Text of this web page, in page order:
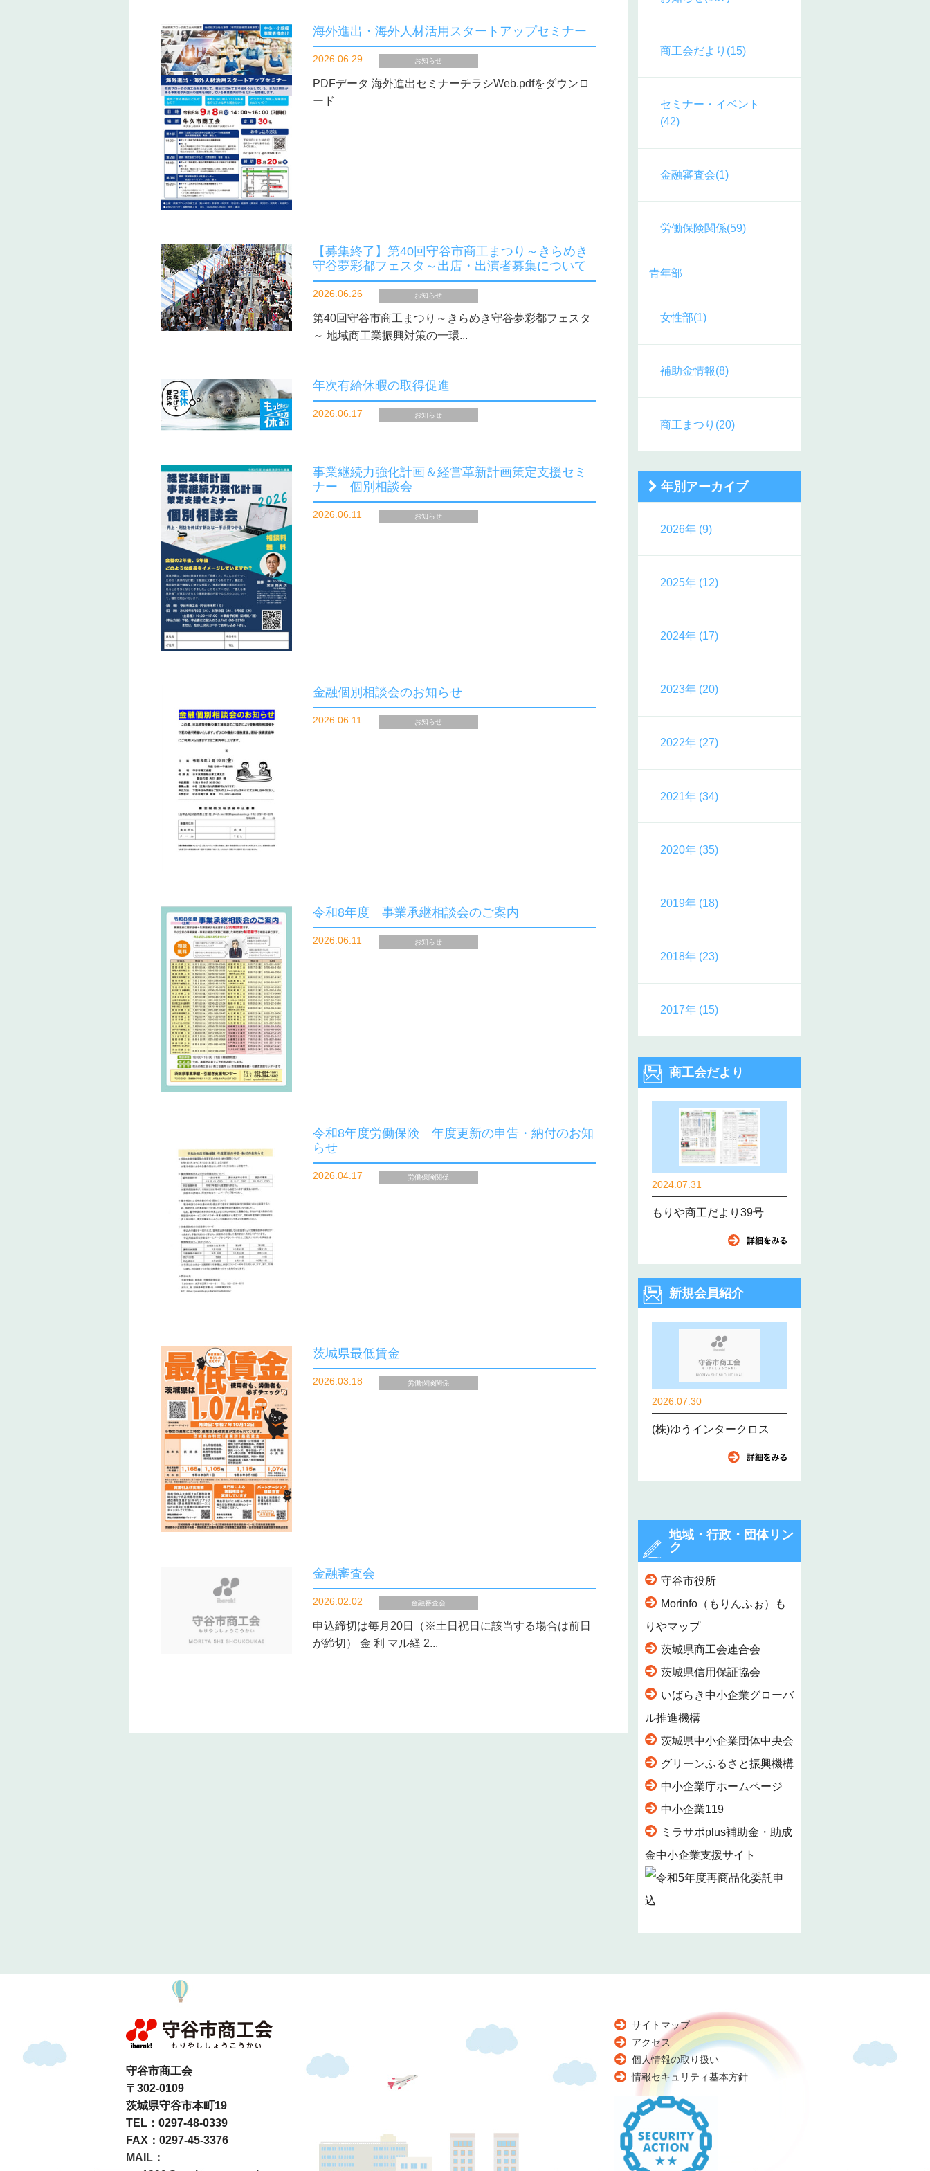
海外進出・海外人材活用スタートアップセミナー
2026.06.29 お知らせ
PDFデータ 海外進出セミナーチラシWeb.pdfをダウンロ
ード
【募集終了】第40回守谷市商工まつり～きらめき
守谷夢彩都フェスタ～出店・出演者募集について
2026.06.26 お知らせ
第40回守谷市商工まつり～きらめき守谷夢彩都フェスタ
～ 地域商工業振興対策の一環...
年次有給休暇の取得促進
2026.06.17 お知らせ
事業継続力強化計画＆経営革新計画策定支援セミ
ナー 個別相談会
2026.06.11 お知らせ
金融個別相談会のお知らせ
2026.06.11 お知らせ
令和8年度 事業承継相談会のご案内
2026.06.11 お知らせ
令和8年度労働保険 年度更新の申告・納付のお知
らせ
2026.04.17 労働保険関係
茨城県最低賃金
2026.03.18 労働保険関係
金融審査会
2026.02.02 金融審査会
申込締切は毎月20日（※土日祝日に該当する場合は前日
が締切） 金 利 マル経 2...
商工会だより(15)
セミナー・イベント
(42)
金融審査会(1)
労働保険関係(59)
青年部
女性部(1)
補助金情報(8)
商工まつり(20)
年別アーカイブ
2026年 (9)
2025年 (12)
2024年 (17)
2023年 (20)
2022年 (27)
2021年 (34)
2020年 (35)
2019年 (18)
2018年 (23)
2017年 (15)
商工会だより
2024.07.31
もりや商工だより39号
新規会員紹介
2026.07.30
(株)ゆうインタークロス
地域・行政・団体リン
ク
守谷市役所
Morinfo（もりんふぉ）も
りやマップ
茨城県商工会連合会
茨城県信用保証協会
いばらき中小企業グローバ
ル推進機構
茨城県中小企業団体中央会
グリーンふるさと振興機構
中小企業庁ホームページ
中小企業119
ミラサポplus補助金・助成
金中小企業支援サイト
守谷市商工会
〒302-0109
茨城県守谷市本町19
TEL：0297-48-0339
FAX：0297-45-3376
MAIL：
サイトマップ
アクセス
個人情報の取り扱い
情報セキュリティ基本方針